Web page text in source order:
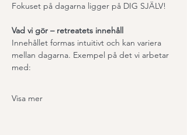
Fokuset på dagarna ligger på DIG SJÄLV!
Vad vi gör – retreatets innehåll
Innehållet formas intuitivt och kan variera
mellan dagarna. Exempel på det vi arbetar
med:
Visa mer